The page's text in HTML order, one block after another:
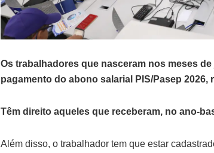
Os trabalhadores que nasceram nos meses
pagamento do abono salarial PIS/Pasep 2026,
Têm direito aqueles que receberam, no ano-
Além disso, o trabalhador tem que estar